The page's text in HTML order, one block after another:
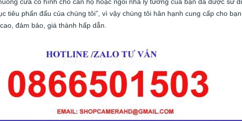
cửa có hình cho căn hộ hoặc ngôi nhà lý tưởng của bạn đã được sử
tiêu phấn đấu của chúng tôi”, vì vậy chúng tôi hân hạnh cung cấp cho bạn
đảm bảo, giá thành hấp dẫn.